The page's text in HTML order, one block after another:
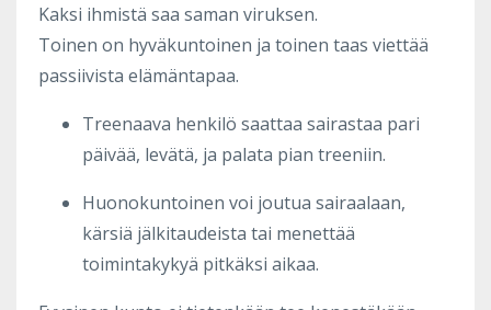
Kaksi ihmistä saa saman viruksen.
Toinen on hyväkuntoinen ja toinen taas viettää
passiivista elämäntapaa.
Treenaava henkilö saattaa sairastaa pari
päivää, levätä, ja palata pian treeniin.
Huonokuntoinen voi joutua sairaalaan,
kärsiä jälkitaudeista tai menettää
toimintakykyä pitkäksi aikaa.